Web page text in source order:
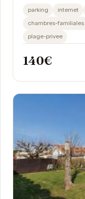
chaleureuse et
parking internet
chambres-familiales
plage-privee
140€